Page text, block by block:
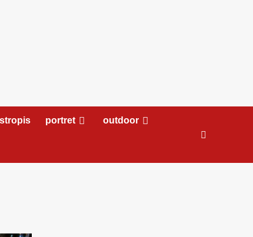
portret outdoor